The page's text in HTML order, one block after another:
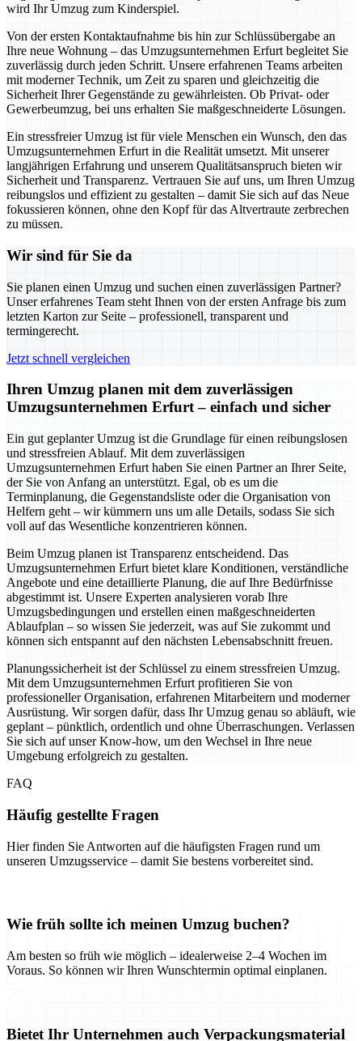
wird Ihr Umzug zum Kinderspiel.
Von der ersten Kontaktaufnahme bis hin zur Schlüssübergabe an
Ihre neue Wohnung – das Umzugsunternehmen Erfurt begleitet Sie
zuverlässig durch jeden Schritt. Unsere erfahrenen Teams arbeiten
mit moderner Technik, um Zeit zu sparen und gleichzeitig die
Sicherheit Ihrer Gegenstände zu gewährleisten. Ob Privat- oder
Gewerbeumzug, bei uns erhalten Sie maßgeschneiderte Lösungen.
Ein stressfreier Umzug ist für viele Menschen ein Wunsch, den das
Umzugsunternehmen Erfurt in die Realität umsetzt. Mit unserer
langjährigen Erfahrung und unserem Qualitätsanspruch bieten wir
Sicherheit und Transparenz. Vertrauen Sie auf uns, um Ihren Umzug
reibungslos und effizient zu gestalten – damit Sie sich auf das Neue
fokussieren können, ohne den Kopf für das Altvertraute zerbrechen
zu müssen.
Wir sind für Sie da
Sie planen einen Umzug und suchen einen zuverlässigen Partner?
Unser erfahrenes Team steht Ihnen von der ersten Anfrage bis zum
letzten Karton zur Seite – professionell, transparent und
termingerecht.
Jetzt schnell vergleichen
Ihren Umzug planen mit dem zuverlässigen
Umzugsunternehmen Erfurt – einfach und sicher
Ein gut geplanter Umzug ist die Grundlage für einen reibungslosen
und stressfreien Ablauf. Mit dem zuverlässigen
Umzugsunternehmen Erfurt haben Sie einen Partner an Ihrer Seite,
der Sie von Anfang an unterstützt. Egal, ob es um die
Terminplanung, die Gegenstandsliste oder die Organisation von
Helfern geht – wir kümmern uns um alle Details, sodass Sie sich
voll auf das Wesentliche konzentrieren können.
Beim Umzug planen ist Transparenz entscheidend. Das
Umzugsunternehmen Erfurt bietet klare Konditionen, verständliche
Angebote und eine detaillierte Planung, die auf Ihre Bedürfnisse
abgestimmt ist. Unsere Experten analysieren vorab Ihre
Umzugsbedingungen und erstellen einen maßgeschneiderten
Ablaufplan – so wissen Sie jederzeit, was auf Sie zukommt und
können sich entspannt auf den nächsten Lebensabschnitt freuen.
Planungssicherheit ist der Schlüssel zu einem stressfreien Umzug.
Mit dem Umzugsunternehmen Erfurt profitieren Sie von
professioneller Organisation, erfahrenen Mitarbeitern und moderner
Ausrüstung. Wir sorgen dafür, dass Ihr Umzug genau so abläuft, wie
geplant – pünktlich, ordentlich und ohne Überraschungen. Verlassen
Sie sich auf unser Know-how, um den Wechsel in Ihre neue
Umgebung erfolgreich zu gestalten.
FAQ
Häufig gestellte Fragen
Hier finden Sie Antworten auf die häufigsten Fragen rund um
unseren Umzugsservice – damit Sie bestens vorbereitet sind.
Wie früh sollte ich meinen Umzug buchen?
Am besten so früh wie möglich – idealerweise 2–4 Wochen im
Voraus. So können wir Ihren Wunschtermin optimal einplanen.
Bietet Ihr Unternehmen auch Verpackungsmaterial